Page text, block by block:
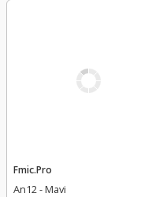
Fmic.Pro
An12 - Mavi